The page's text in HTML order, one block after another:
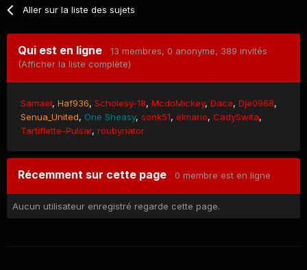
Aller sur la liste des sujets
Qui est en ligne 13 membres, 0 anonyme, 389 invités
(Afficher la liste complète)
Samael Haf936 Scholesy-18 McdoMickey Dace Dje0968
Senua_United
One Sheasy sonk51 elmario CadySwita
Tartiflette-Pulsar roubynator
Récemment sur cette page 0 membre est en ligne
Aucun utilisateur enregistré regarde cette page.